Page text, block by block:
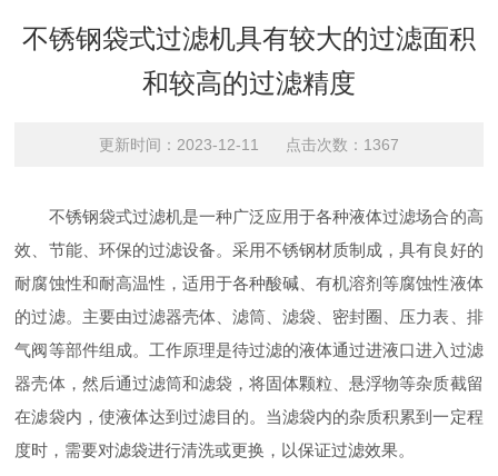
不锈钢袋式过滤机具有较大的过滤面积
和较高的过滤精度
更新时间：2023-12-11 点击次数：1367
不锈钢袋式过滤机是一种广泛应用于各种液体过滤场合的高
效、节能、环保的过滤设备。采用不锈钢材质制成，具有良好的
耐腐蚀性和耐高温性，适用于各种酸碱、有机溶剂等腐蚀性液体
的过滤。主要由过滤器壳体、滤筒、滤袋、密封圈、压力表、排
气阀等部件组成。工作原理是待过滤的液体通过进液口进入过滤
器壳体，然后通过滤筒和滤袋，将固体颗粒、悬浮物等杂质截留
在滤袋内，使液体达到过滤目的。当滤袋内的杂质积累到一定程
度时，需要对滤袋进行清洗或更换，以保证过滤效果。